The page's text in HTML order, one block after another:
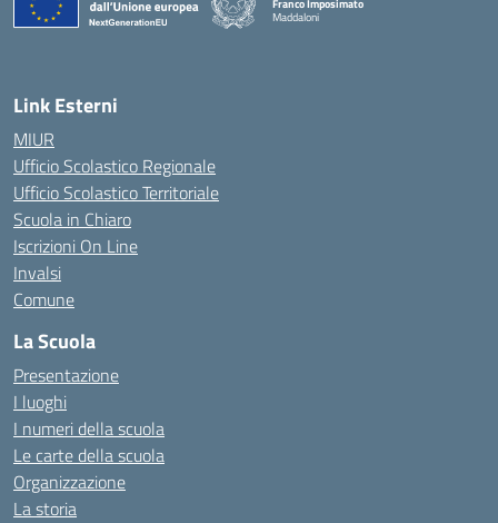
Franco Imposimato
Maddaloni
Link Esterni
MIUR
Ufficio Scolastico Regionale
Ufficio Scolastico Territoriale
Scuola in Chiaro
Iscrizioni On Line
Invalsi
Comune
La Scuola
Presentazione
I luoghi
I numeri della scuola
Le carte della scuola
Organizzazione
La storia